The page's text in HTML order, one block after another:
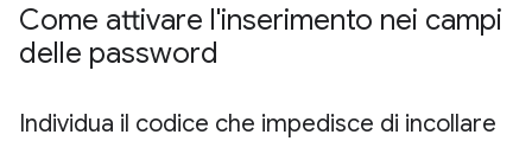
Come attivare l'inserimento nei campi
delle password
Individua il codice che impedisce di incollare